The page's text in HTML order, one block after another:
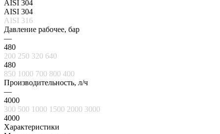
AISI 304
AISI 304
AISI 316
Давление рабочее, бар
—
480
200 250 320 640
480
850 1000 700 800 400
Производительность, л/ч
—
4000
300 500 1000 1500 2000 3000
4000
Характеристики